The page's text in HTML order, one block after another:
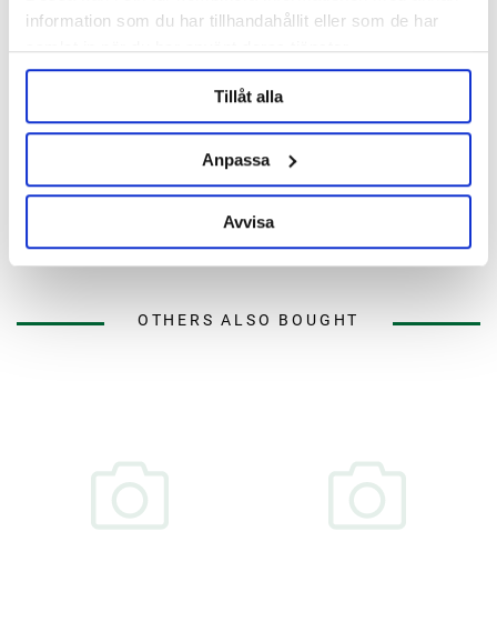
information som du har tillhandahållit eller som de har
samlat in när du har använt deras tjänster.
Tillåt alla
Anpassa
Avvisa
Tap Adapter Set G30
Grainfather
325 kr
Gasket M24
12 kr
OTHERS ALSO BOUGHT